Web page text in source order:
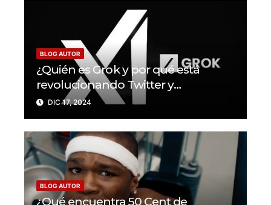
BLOG AUTOR
¿Quién es Grok y por qué está
revolucionando Twitter y
sorprendiendo a los usuarios con
DIC 17, 2024
BLOG AUTOR
¿Qué encuentra 50 Cent de